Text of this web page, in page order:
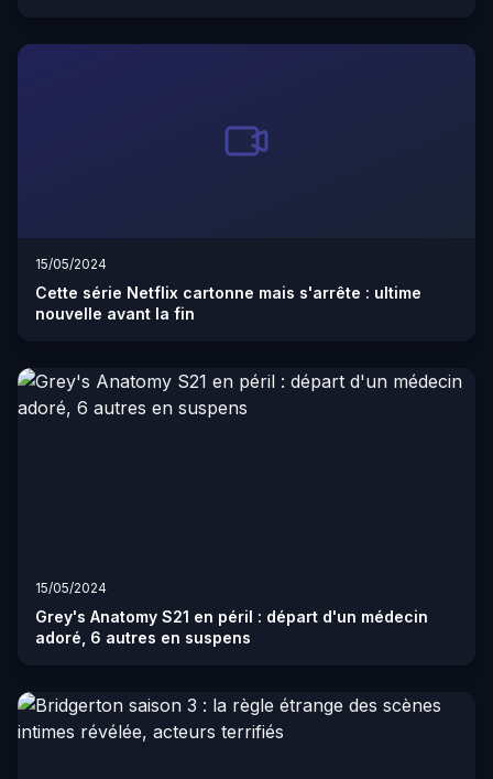
15/05/2024
Cette série Netflix cartonne mais s'arrête : ultime
nouvelle avant la fin
15/05/2024
Grey's Anatomy S21 en péril : départ d'un médecin
adoré, 6 autres en suspens